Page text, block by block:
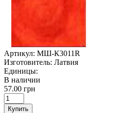
Артикул: МШ-К3011R
Изготовитель: Латвия
Единицы:
В наличии
57.00 грн
Купить